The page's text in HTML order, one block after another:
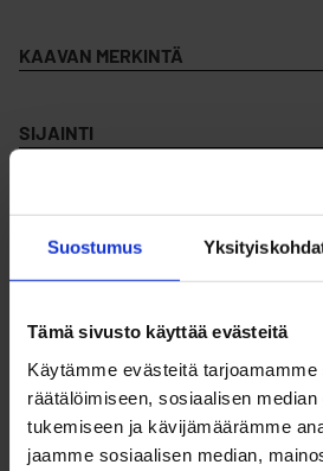
Suostumus
Tämä sivusto käyttää evästeitä
Käytämme evästeitä
räätälöimiseen, sosiaalisen
tukemiseen ja kävijämäärämme
jaamme sosiaalisen median,
KAAVAN MERKINTÄ
SIJAINTI
MYYDÄÄN
VUOKRATAAN
KORTTELIN NUMERO
TONTIN NUMERO